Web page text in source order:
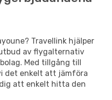
Travellink hjälper
av flygalternativ
Med tillgång till
det enkelt att jämföra
att enkelt hitta den